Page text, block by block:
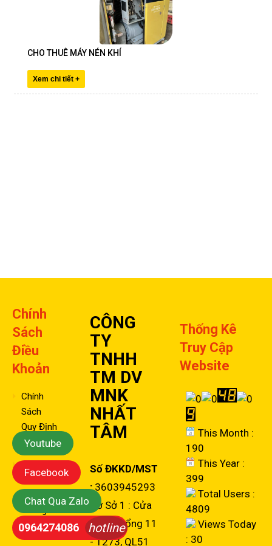
CHO THUÊ MÁY NÉN KHÍ
Xem chi tiết +
Chính
Sách
Điều
Khoản
Chính
Sách
Quy Định
Chung
Bảo Mật
Thông
Tin
CÔNG
TY
TNHH
TM DV
MNK
NHẤT
TÂM
Số ĐKKD/MST
:3603945293
Cơ Sở 1 : Cửa
Hàng: Cổng 11
- 1273, QL51
Thống Kê
Truy Cập
Website
This Month :
190
This Year :
399
Total Users :
4809
Views Today
: 30
Youtube
Facebook
Chat Qua Zalo
0964274086 hotline